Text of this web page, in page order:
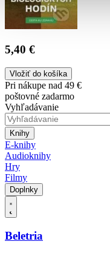
5,40 €
Vložiť do košíka
Pri nákupe nad 49 €
poštovné zadarmo
Vyhľadávanie
Knihy
E-knihy
Audioknihy
Hry
Filmy
Doplnky
Beletria